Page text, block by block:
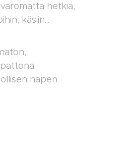
hetkiä,
käsiin...
hapen